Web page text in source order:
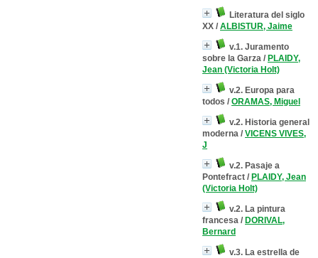
Literatura del siglo
XX / ALBISTUR, Jaime
v.1. Juramento
sobre la Garza / PLAIDY,
Jean (Victoria Holt)
v.2. Europa para
todos / ORAMAS, Miguel
v.2. Historia general
moderna / VICENS VIVES,
J
v.2. Pasaje a
Pontefract / PLAIDY, Jean
(Victoria Holt)
v.2. La pintura
francesa / DORIVAL,
Bernard
v.3. La estrella de